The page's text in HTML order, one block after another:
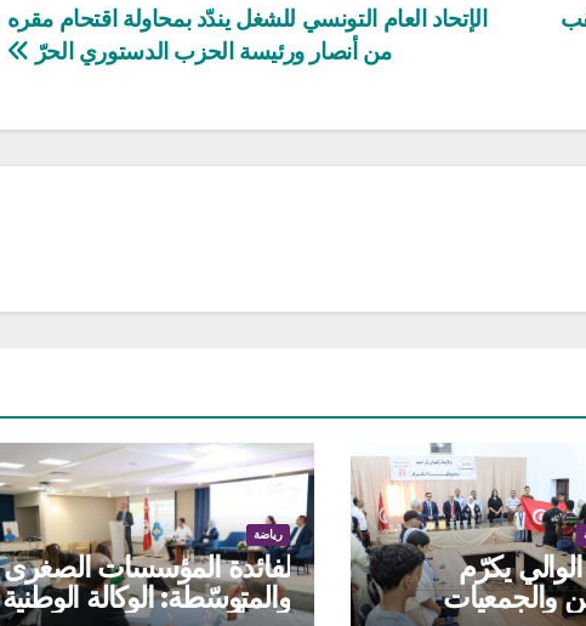
الإتحاد العام التونسي للشغل يندّد بمحاولة اقتحام مقره
من أنصار ورئيسة الحزب الدستوري الحرّ
يكرّم
والجمعيات
رياضة
لفائدة المؤسسات الصغرى
والمتوسّطة: الوكالة الوطنية